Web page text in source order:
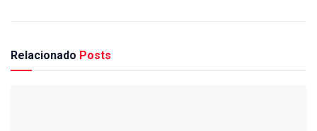
Relacionado Posts